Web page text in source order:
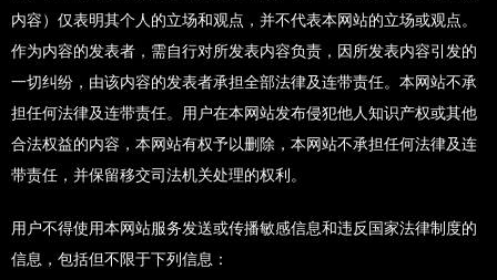
内容）仅表明其个人的立场和观点，并不代表本网站的立场或观点。
作为内容的发表者，需自行对所发表内容负责，因所发表内容引发的
一切纠纷，由该内容的发表者承担全部法律及连带责任。本网站不承
担任何法律及连带责任。用户在本网站发布侵犯他人知识产权或其他
合法权益的内容，本网站有权予以删除，本网站不承担任何法律及连
带责任，并保留移交司法机关处理的权利。
用户不得使用本网站服务发送或传播敏感信息和违反国家法律制度的
信息，包括但不限于下列信息：